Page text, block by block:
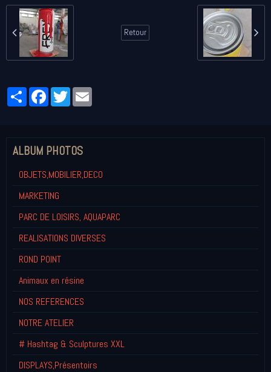
Retour
PartagerFacebookTwitter
ALBUM PHOTOS
OBJETS,MOBILIER,DECO
MARKETING
PARC DE LOISIRS, AQUAPARC
REALISATIONS DIVERSES
ROND POINT
Animaux en résine
NOS REFERENCES
NOTRE ATELIER
# Hashtag & Sculptures XXL
DISPLAYS,Présentoirs